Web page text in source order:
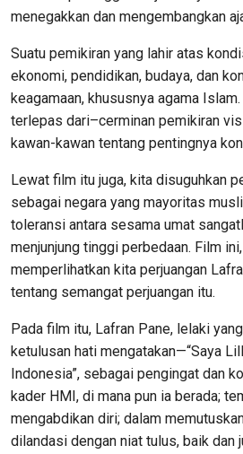
menegakkan dan mengembangkan
Suatu pemikiran yang lahir atas
ekonomi, pendidikan, budaya, dan
keagamaan, khususnya agama
terlepas dari–cerminan pemikiran
kawan-kawan tentang pentingnya
Lewat film itu juga, kita disuguhkan
sebagai negara yang mayoritas
toleransi antara sesama umat
menjunjung tinggi perbedaan. Film
memperlihatkan kita perjuangan
tentang semangat perjuangan itu.
Pada film itu, Lafran Pane, lelaki
ketulusan hati mengatakan—“Saya
Indonesia”, sebagai pengingat dan
kader HMI, di mana pun ia berada;
mengabdikan diri; dalam
dilandasi dengan niat tulus, baik dan